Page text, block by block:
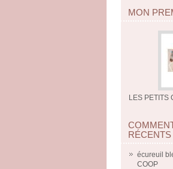
MON
LES PETITS
RÉCENTS
écureuil
COOP